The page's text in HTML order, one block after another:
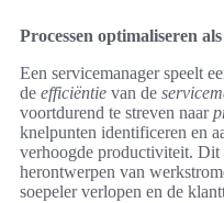
Processen optimaliseren
Een servicemanager speelt
de efficiëntie van de
voortdurend te streven naar
knelpunten identificeren en
verhoogde productiviteit. Dit
herontwerpen van
soepeler verlopen en de